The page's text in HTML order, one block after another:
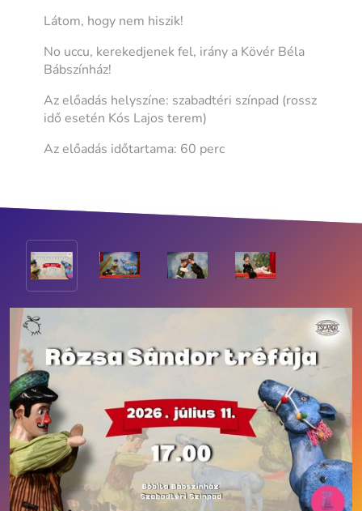
Látom, hogy nem hiszik!
No uccu, kerekedjenek fel, irány a Kövér Béla
Bábszínház!
Az előadás helyszíne: szabadtéri színpad (rossz
idő esetén Kós Lajos terem)
Az előadás időtartama: 60 perc